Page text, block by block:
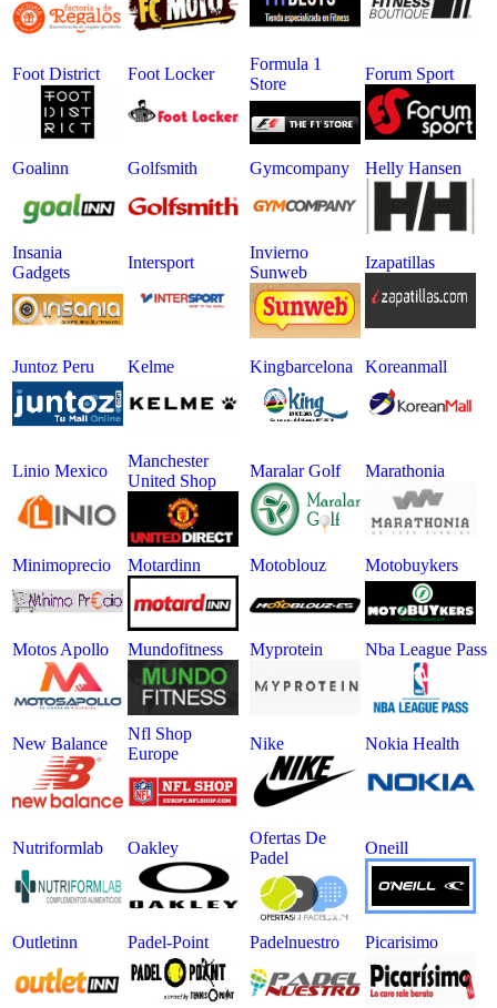
Foot District Foot Locker
Formula 1
Store
Forum Sport
Goalinn Golfsmith Gymcompany Helly Hansen
Insania
Gadgets
Intersport
Invierno
Sunweb
Izapatillas
Juntoz Peru Kelme Kingbarcelona Koreanmall
Linio Mexico
Manchester
United Shop
Maralar Golf Marathonia
Minimoprecio Motardinn Motoblouz Motobuykers
Motos Apollo Mundofitness Myprotein Nba League Pass
New Balance
Nfl Shop
Europe
Nike Nokia Health
Nutriformlab Oakley
Ofertas De
Padel
Oneill
Outletinn Padel-Point Padelnuestro Picarisimo